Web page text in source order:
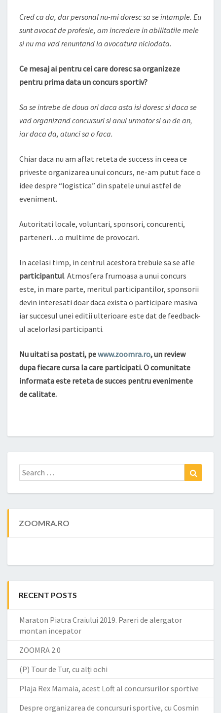
Cred ca da, dar personal nu-mi doresc sa se intample. Eu
sunt avocat de profesie, am incredere in abilitatile mele
si nu ma vad renuntand la avocatura niciodata.
Ce mesaj ai pentru cei care doresc sa organizeze
pentru prima data un concurs sportiv?
Sa se intrebe de doua ori daca asta isi doresc si daca se
vad organizand concursuri si anul urmator si an de an,
iar daca da, atunci sa o faca.
Chiar daca nu am aflat reteta de success in ceea ce
priveste organizarea unui concurs, ne-am putut face o
idee despre “logistica” din spatele unui astfel de
eveniment.
Autoritati locale, voluntari, sponsori, concurenti,
parteneri…o multime de provocari.
In acelasi timp, in centrul acestora trebuie sa se afle
participantul. Atmosfera frumoasa a unui concurs
este, in mare parte, meritul participantilor, sponsorii
devin interesati doar daca exista o participare masiva
iar succesul unei editii ulterioare este dat de feedback-
ul acelorlasi participanti.
Nu uitati sa postati, pewww.zoomra.ro, un review
dupa fiecare cursa la care participati. O comunitate
informata este reteta de succes pentru evenimente
de calitate.
Search
for:
ZOOMRA.RO
RECENT POSTS
Maraton Piatra Craiului 2019. Pareri de alergator
montan incepator
ZOOMRA 2.0
(P) Tour de Tur, cu alți ochi
Plaja Rex Mamaia, acest Loft al concursurilor sportive
Despre organizarea de concursuri sportive, cu Cosmin